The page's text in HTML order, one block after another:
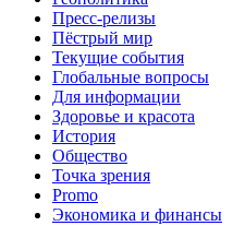
Пресс-релизы
Пёстрый мир
Текущие события
Глобальные вопросы
Для информации
Здоровье и красота
История
Общество
Точка зрения
Promo
Экономика и финансы